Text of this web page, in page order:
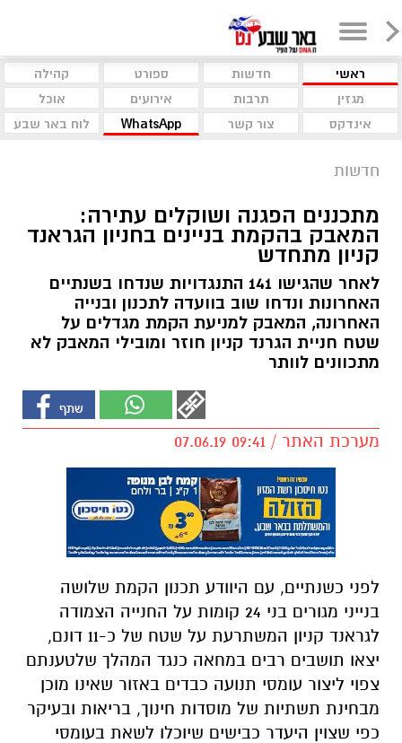
ראשי חדשות ספורט
קהילה
מגזין
תרבות אירועים
אוכל
אינדקס
צור קשר WhatsApp לוח באר שבע
חדשות
מתכננים הפגנה ושוקלים עתירה:
המאבק בהקמת בניינים בחניון הגראנד
קניון מתחדש
לאחר שהגישו 141 התנגדויות שנדחו בשנתיים
האחרונות ונדחו שוב בוועדה לתכנון ובנייה
האחרונה, המאבק למניעת הקמת מגדלים על
שטח חניית הגרנד קניון חוזר ומובילי המאבק לא
מתכוונים לוותר
מערכת האתר / 09:41 07.06.19
לפני כשנתיים, עם היוודע תכנון הקמת שלושה
בנייני מגורים בני 24 קומות על החנייה הצמודה
לגראנד קניון המשתרעת על שטח של כ-11 דונם,
יצאו תושבים רבים במחאה כנגד המהלך שלטענתם
צפוי ליצור עומסי תנועה כבדים באזור שאינו מוכן
מבחינת תשתיות של מוסדות חינוך, בריאות ובעיקר
כפי שצוין היעדר כבישים שיוכלו לשאת בעומסי